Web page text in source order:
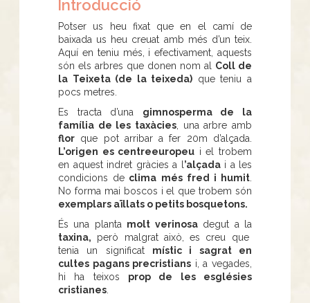
Introducció
Potser us heu fixat que en el camí de
baixada us heu creuat amb més d’un teix.
Aquí en teniu més, i efectivament, aquests
són els arbres que donen nom al Coll de
la Teixeta (de la teixeda) que teniu a
pocs metres.
Es tracta d’una gimnosperma de la
família de les taxàcies , una arbre amb
flor que pot arribar a fer 20m d’alçada.
L’origen es centreeuropeu i el trobem
en aquest indret gràcies a l ’alçadai a les
condicions de clima més fred i humit
No forma mai boscos i el que trobem són
exemplars aïllats o petits bosquetons.
És una planta molt verinosadegut a la
taxina, però malgrat això, es creu que
tenia un significat místic i sagrat en
cultes pagans precristians i, a vegades,
hi ha teixos prop de les esglésies
cristianes